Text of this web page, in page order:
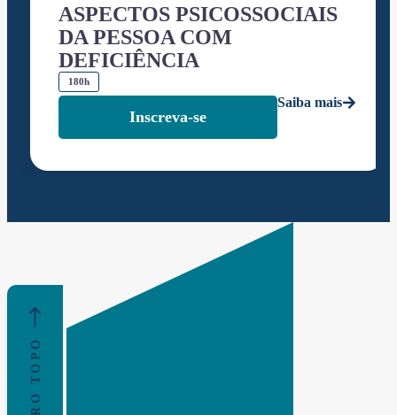
ASPECTOS PSICOSSOCIAIS
DA PESSOA COM
DEFICIÊNCIA
180h
Inscreva-se
Saiba mais